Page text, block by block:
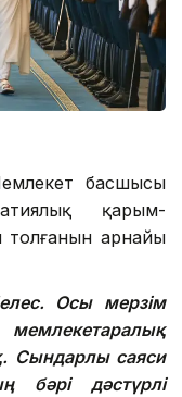
басшысы
қарым-
толғанын арнайы
Осы мерзім
Сындарлы саяси
бәрі дәстүрлі